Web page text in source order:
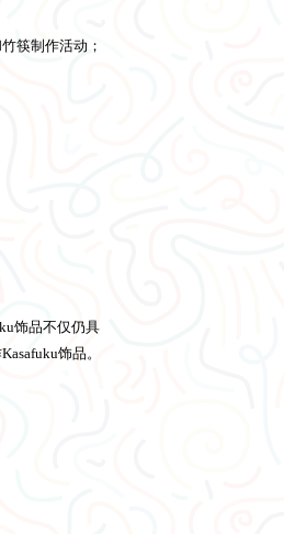
筷制作活动；
饰品不仅仍具
饰品。